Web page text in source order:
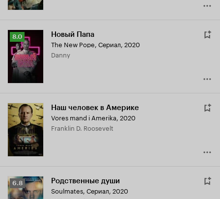
Рейтинг
Кинопоиска
8.0
8.0 Новый Папа
The New Pope, Сериал, 2020
Danny
Наш человек в Америке
Vores mand i Amerika, 2020
Franklin D. Roosevelt
Рейтинг
Кинопоиска
6.8 Родственные души
Soulmates, Сериал, 2020